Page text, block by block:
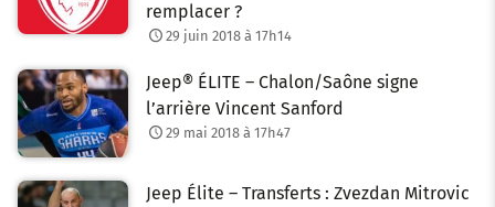
remplacer ?
29 juin 2018 à 17h14
Jeep® ÉLITE – Chalon/Saône signe
l’arrière Vincent Sanford
29 mai 2018 à 17h47
Jeep Élite – Transferts : Zvezdan Mitrovic